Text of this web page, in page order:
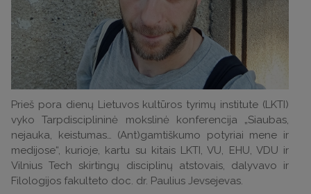
Prieš pora dienų Lietuvos kultūros tyrimų institute (LKTI)
vyko Tarpdisciplininė mokslinė konferencija „Siaubas,
nejauka, keistumas… (Ant)gamtiškumo potyriai mene ir
medijose“, kurioje, kartu su kitais LKTI, VU, EHU, VDU ir
Vilnius Tech skirtingų disciplinų atstovais, dalyvavo ir
Filologijos fakulteto doc. dr. Paulius Jevsejevas.